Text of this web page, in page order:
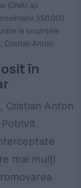
(DNA) au
350.000
la locuințele
Cristian Anton
în
Cristian Anton
Potrivit
mai mulți